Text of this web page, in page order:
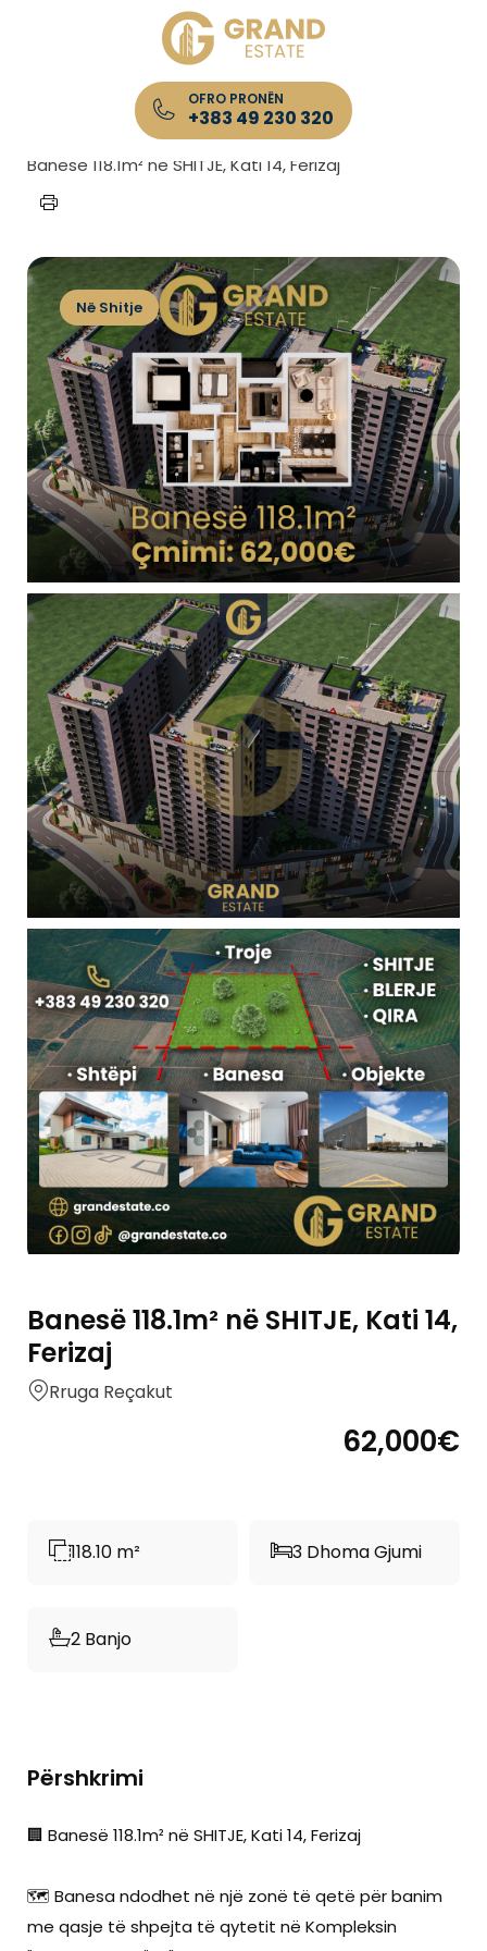
OFRO PRONËN
+383 49 230 320
Lista e Pronave/
Banesë 118.1m² në SHITJE, Kati 14, Ferizaj
Në Shitje
Banesë 118.1m² në SHITJE, Kati 14,
Ferizaj
Rruga Reçakut
62,000€
118.10 m² 3 Dhoma Gjumi
2 Banjo
Përshkrimi
🏢 Banesë 118.1m² në SHITJE, Kati 14, Ferizaj
🗺️ Banesa ndodhet në një zonë të qetë për banim
me qasje të shpejta të qytetit në Kompleksin